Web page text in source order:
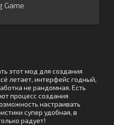
Game
этот мод для создания
летает, интерфейс годный,
не рандомная. Есть
процесс создания
настраивать
супер удобная, в
радует!